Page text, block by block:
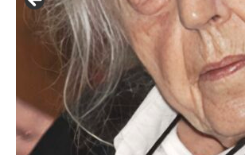
František Skála - film Veřejný prostor